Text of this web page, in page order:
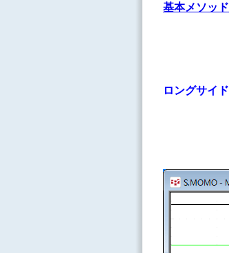
基本メソッド
ロングサイド